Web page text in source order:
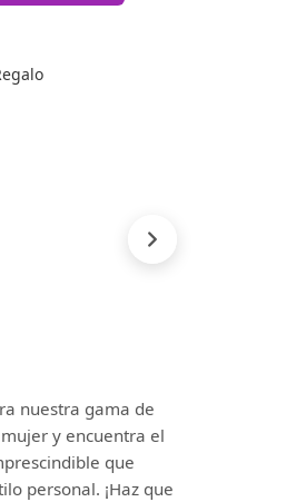
nuestra gama de
y encuentra el
que
personal. ¡Haz que